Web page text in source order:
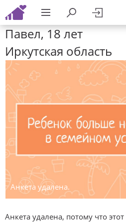
Павел, 18 лет
Иркутская область
Анкета удалена.
Анкета удалена, потому что